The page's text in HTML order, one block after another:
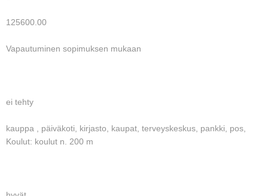
125600.00
Vapautuminen sopimuksen mukaan
ei tehty
kauppa , päiväkoti, kirjasto, kaupat, terveyskeskus, pankki, pos,
Koulut: koulut n. 200 m